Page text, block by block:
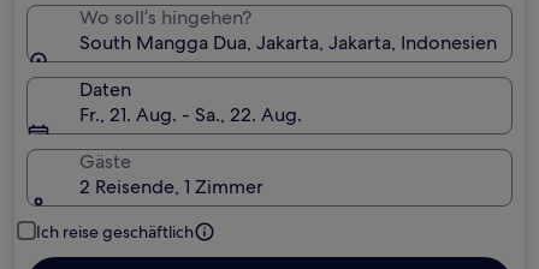
Wo soll’s hingehen?
South Mangga Dua, Jakarta, Jakarta, Indonesien
Daten
Fr., 21. Aug. - Sa., 22. Aug.
Gäste
2 Reisende, 1 Zimmer
Ich reise geschäftlich